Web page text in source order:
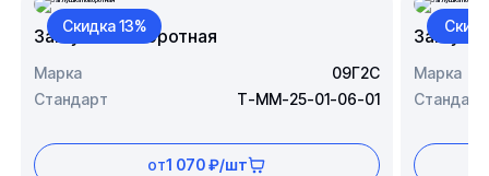
Скидка 13%
Заглушка поворотная
Марка
09Г2С
Стандарт
Т-ММ-25-01-06-01
от1 070 ₽/шт
Марка
Стандарт